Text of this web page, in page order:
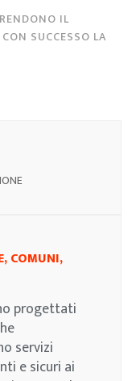
IL
SUCCESSO LA
COMUNI,
progettati
servizi
e sicuri ai